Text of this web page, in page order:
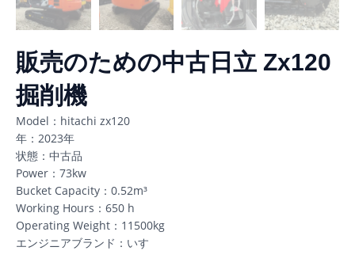
販売のための中古日立 Zx120
掘削機
Model：hitachi zx120
年：2023年
状態：中古品
Power：73kw
Bucket Capacity：0.52m³
Working Hours：650 h
Operating Weight：11500kg
エンジニアブランド：いすゞ